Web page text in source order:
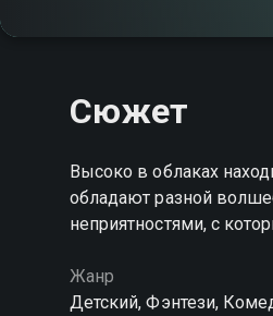
Сюжет
Высоко в облаках
обладают разной
неприятностями, с
Жанр
Детский, Фэнтези,